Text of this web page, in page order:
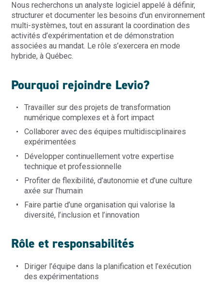
Nous recherchons un analyste logiciel appelé à définir,
structurer et documenter les besoins d’un environnement
multi-systèmes, tout en assurant la coordination des
activités d’expérimentation et de démonstration
associées au mandat. Le rôle s’exercera en mode
hybride, à Québec.
Pourquoi rejoindre Levio?
Travailler sur des projets de transformation
numérique complexes et à fort impact
Collaborer avec des équipes multidisciplinaires
expérimentées
Développer continuellement votre expertise
technique et professionnelle
Profiter de flexibilité, d’autonomie et d’une culture
axée sur l’humain
Faire partie d’une organisation qui valorise la
diversité, l’inclusion et l’innovation
Rôle et responsabilités
Diriger l’équipe dans la planification et l’exécution
des expérimentations